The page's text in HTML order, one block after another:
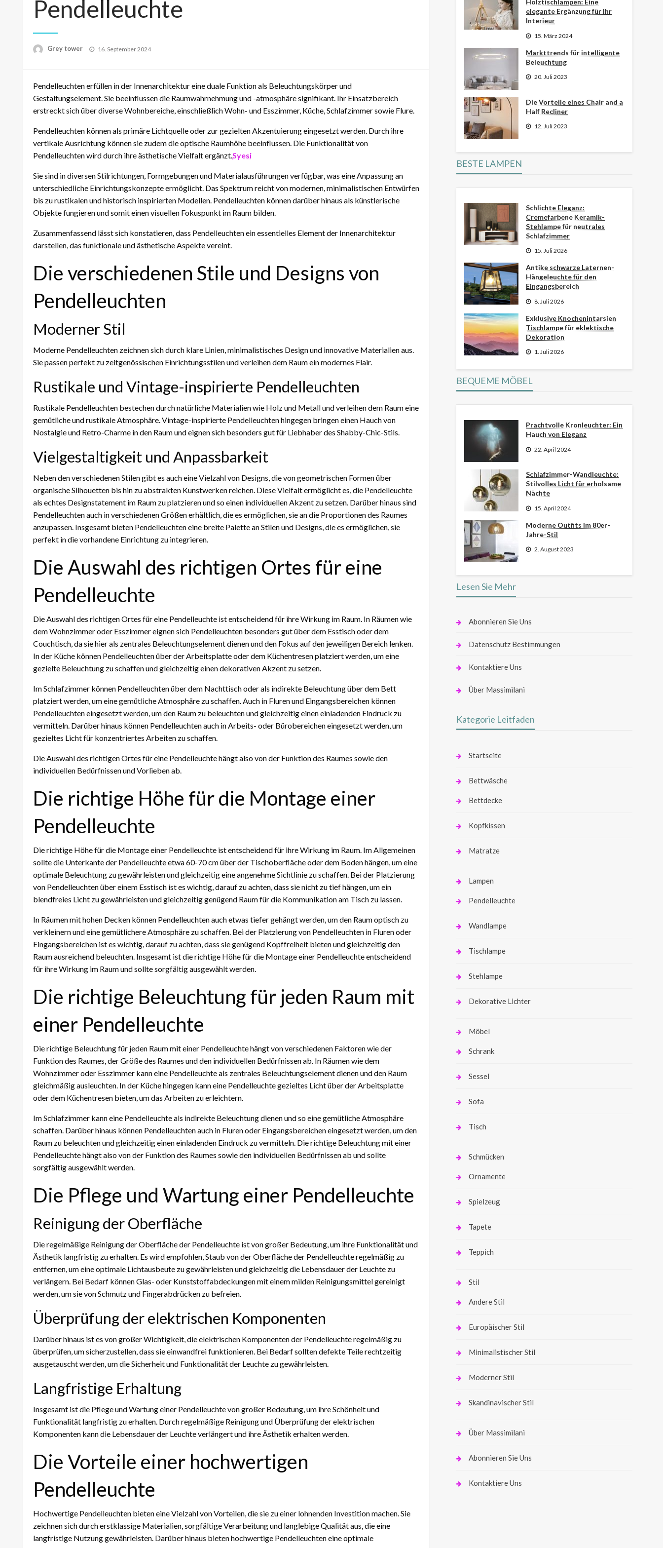
Pendelleuchte
Grey tower
Posted
16. September 2024
Pendelleuchten erfüllen in der Innenarchitektur eine duale Funktion als Beleuchtungskörper und
Gestaltungselement. Sie beeinflussen die Raumwahrnehmung und -atmosphäre signifikant. Ihr Einsatzbereich
erstreckt sich über diverse Wohnbereiche, einschließlich Wohn- und Esszimmer, Küche, Schlafzimmer sowie Flure.
Pendelleuchten können als primäre Lichtquelle oder zur gezielten Akzentuierung eingesetzt werden. Durch ihre
vertikale Ausrichtung können sie zudem die optische Raumhöhe beeinflussen. Die Funktionalität von
Pendelleuchten wird durch ihre ästhetische Vielfalt ergänzt.Syesi
Sie sind in diversen Stilrichtungen, Formgebungen und Materialausführungen verfügbar, was eine Anpassung an
unterschiedliche Einrichtungskonzepte ermöglicht. Das Spektrum reicht von modernen, minimalistischen Entwürfen
bis zu rustikalen und historisch inspirierten Modellen. Pendelleuchten können darüber hinaus als künstlerische
Objekte fungieren und somit einen visuellen Fokuspunkt im Raum bilden.
Zusammenfassend lässt sich konstatieren, dass Pendelleuchten ein essentielles Element der Innenarchitektur
darstellen, das funktionale und ästhetische Aspekte vereint.
Die verschiedenen Stile und Designs von
Pendelleuchten
Moderner Stil
Moderne Pendelleuchten zeichnen sich durch klare Linien, minimalistisches Design und innovative Materialien aus.
Sie passen perfekt zu zeitgenössischen Einrichtungsstilen und verleihen dem Raum ein modernes Flair.
Rustikale und Vintage-inspirierte Pendelleuchten
Rustikale Pendelleuchten bestechen durch natürliche Materialien wie Holz und Metall und verleihen dem Raum eine
gemütliche und rustikale Atmosphäre. Vintage-inspirierte Pendelleuchten hingegen bringen einen Hauch von
Nostalgie und Retro-Charme in den Raum und eignen sich besonders gut für Liebhaber des Shabby-Chic-Stils.
Vielgestaltigkeit und Anpassbarkeit
Neben den verschiedenen Stilen gibt es auch eine Vielzahl von Designs, die von geometrischen Formen über
organische Silhouetten bis hin zu abstrakten Kunstwerken reichen. Diese Vielfalt ermöglicht es, die Pendelleuchte
als echtes Designstatement im Raum zu platzieren und so einen individuellen Akzent zu setzen. Darüber hinaus sind
Pendelleuchten auch in verschiedenen Größen erhältlich, die es ermöglichen, sie an die Proportionen des Raumes
anzupassen. Insgesamt bieten Pendelleuchten eine breite Palette an Stilen und Designs, die es ermöglichen, sie
perfekt in die vorhandene Einrichtung zu integrieren.
Die Auswahl des richtigen Ortes für eine
Pendelleuchte
Die Auswahl des richtigen Ortes für eine Pendelleuchte ist entscheidend für ihre Wirkung im Raum. In Räumen wie
dem Wohnzimmer oder Esszimmer eignen sich Pendelleuchten besonders gut über dem Esstisch oder dem
Couchtisch, da sie hier als zentrales Beleuchtungselement dienen und den Fokus auf den jeweiligen Bereich lenken.
In der Küche können Pendelleuchten über der Arbeitsplatte oder dem Küchentresen platziert werden, um eine
gezielte Beleuchtung zu schaffen und gleichzeitig einen dekorativen Akzent zu setzen.
Im Schlafzimmer können Pendelleuchten über dem Nachttisch oder als indirekte Beleuchtung über dem Bett
platziert werden, um eine gemütliche Atmosphäre zu schaffen. Auch in Fluren und Eingangsbereichen können
Pendelleuchten eingesetzt werden, um den Raum zu beleuchten und gleichzeitig einen einladenden Eindruck zu
vermitteln. Darüber hinaus können Pendelleuchten auch in Arbeits- oder Bürobereichen eingesetzt werden, um
gezieltes Licht für konzentriertes Arbeiten zu schaffen.
Die Auswahl des richtigen Ortes für eine Pendelleuchte hängt also von der Funktion des Raumes sowie den
individuellen Bedürfnissen und Vorlieben ab.
Die richtige Höhe für die Montage einer
Pendelleuchte
Die richtige Höhe für die Montage einer Pendelleuchte ist entscheidend für ihre Wirkung im Raum. Im Allgemeinen
sollte die Unterkante der Pendelleuchte etwa 60-70 cm über der Tischoberfläche oder dem Boden hängen, um eine
optimale Beleuchtung zu gewährleisten und gleichzeitig eine angenehme Sichtlinie zu schaffen. Bei der Platzierung
von Pendelleuchten über einem Esstisch ist es wichtig, darauf zu achten, dass sie nicht zu tief hängen, um ein
blendfreies Licht zu gewährleisten und gleichzeitig genügend Raum für die Kommunikation am Tisch zu lassen.
In Räumen mit hohen Decken können Pendelleuchten auch etwas tiefer gehängt werden, um den Raum optisch zu
verkleinern und eine gemütlichere Atmosphäre zu schaffen. Bei der Platzierung von Pendelleuchten in Fluren oder
Eingangsbereichen ist es wichtig, darauf zu achten, dass sie genügend Kopffreiheit bieten und gleichzeitig den
Raum ausreichend beleuchten. Insgesamt ist die richtige Höhe für die Montage einer Pendelleuchte entscheidend
für ihre Wirkung im Raum und sollte sorgfältig ausgewählt werden.
Die richtige Beleuchtung für jeden Raum mit
einer Pendelleuchte
Die richtige Beleuchtung für jeden Raum mit einer Pendelleuchte hängt von verschiedenen Faktoren wie der
Funktion des Raumes, der Größe des Raumes und den individuellen Bedürfnissen ab. In Räumen wie dem
Wohnzimmer oder Esszimmer kann eine Pendelleuchte als zentrales Beleuchtungselement dienen und den Raum
gleichmäßig ausleuchten. In der Küche hingegen kann eine Pendelleuchte gezieltes Licht über der Arbeitsplatte
oder dem Küchentresen bieten, um das Arbeiten zu erleichtern.
Im Schlafzimmer kann eine Pendelleuchte als indirekte Beleuchtung dienen und so eine gemütliche Atmosphäre
schaffen. Darüber hinaus können Pendelleuchten auch in Fluren oder Eingangsbereichen eingesetzt werden, um den
Raum zu beleuchten und gleichzeitig einen einladenden Eindruck zu vermitteln. Die richtige Beleuchtung mit einer
Pendelleuchte hängt also von der Funktion des Raumes sowie den individuellen Bedürfnissen ab und sollte
sorgfältig ausgewählt werden.
Die Pflege und Wartung einer Pendelleuchte
Reinigung der Oberfläche
Die regelmäßige Reinigung der Oberfläche der Pendelleuchte ist von großer Bedeutung, um ihre Funktionalität und
Ästhetik langfristig zu erhalten. Es wird empfohlen, Staub von der Oberfläche der Pendelleuchte regelmäßig zu
entfernen, um eine optimale Lichtausbeute zu gewährleisten und gleichzeitig die Lebensdauer der Leuchte zu
verlängern. Bei Bedarf können Glas- oder Kunststoffabdeckungen mit einem milden Reinigungsmittel gereinigt
werden, um sie von Schmutz und Fingerabdrücken zu befreien.
Überprüfung der elektrischen Komponenten
Darüber hinaus ist es von großer Wichtigkeit, die elektrischen Komponenten der Pendelleuchte regelmäßig zu
überprüfen, um sicherzustellen, dass sie einwandfrei funktionieren. Bei Bedarf sollten defekte Teile rechtzeitig
ausgetauscht werden, um die Sicherheit und Funktionalität der Leuchte zu gewährleisten.
Langfristige Erhaltung
Insgesamt ist die Pflege und Wartung einer Pendelleuchte von großer Bedeutung, um ihre Schönheit und
Funktionalität langfristig zu erhalten. Durch regelmäßige Reinigung und Überprüfung der elektrischen
Komponenten kann die Lebensdauer der Leuchte verlängert und ihre Ästhetik erhalten werden.
Die Vorteile einer hochwertigen
Pendelleuchte
Hochwertige Pendelleuchten bieten eine Vielzahl von Vorteilen, die sie zu einer lohnenden Investition machen. Sie
zeichnen sich durch erstklassige Materialien, sorgfältige Verarbeitung und langlebige Qualität aus, die eine
langfristige Nutzung gewährleisten. Darüber hinaus bieten hochwertige Pendelleuchten eine optimale
Holztischlampen: Eine
elegante Ergänzung für Ihr
Interieur
15. März 2024
Markttrends für intelligente
Beleuchtung
20. Juli 2023
Die Vorteile eines Chair and a
Half Recliner
12. Juli 2023
BESTE LAMPEN
Schlichte Eleganz:
Cremefarbene Keramik-
Stehlampe für neutrales
Schlafzimmer
15. Juli 2026
Antike schwarze Laternen-
Hängeleuchte für den
Eingangsbereich
8. Juli 2026
Exklusive Knochenintarsien
Tischlampe für eklektische
Dekoration
1. Juli 2026
BEQUEME MÖBEL
Prachtvolle Kronleuchter: Ein
Hauch von Eleganz
22. April 2024
Schlafzimmer-Wandleuchte:
Stilvolles Licht für erholsame
Nächte
15. April 2024
Moderne Outfits im 80er-
Jahre-Stil
2. August 2023
Lesen Sie Mehr
Abonnieren Sie Uns
Datenschutz Bestimmungen
Kontaktiere Uns
Über Massimilani
Kategorie Leitfaden
Startseite
Bettwäsche
Bettdecke
Kopfkissen
Matratze
Lampen
Pendelleuchte
Wandlampe
Tischlampe
Stehlampe
Dekorative Lichter
Möbel
Schrank
Sessel
Sofa
Tisch
Schmücken
Ornamente
Spielzeug
Tapete
Teppich
Stil
Andere Stil
Europäischer Stil
Minimalistischer Stil
Moderner Stil
Skandinavischer Stil
Über Massimilani
Abonnieren Sie Uns
Kontaktiere Uns